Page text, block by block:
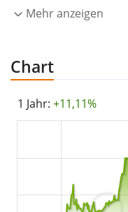
Mehr anzeigen
Chart
1 Jahr: +11,11%